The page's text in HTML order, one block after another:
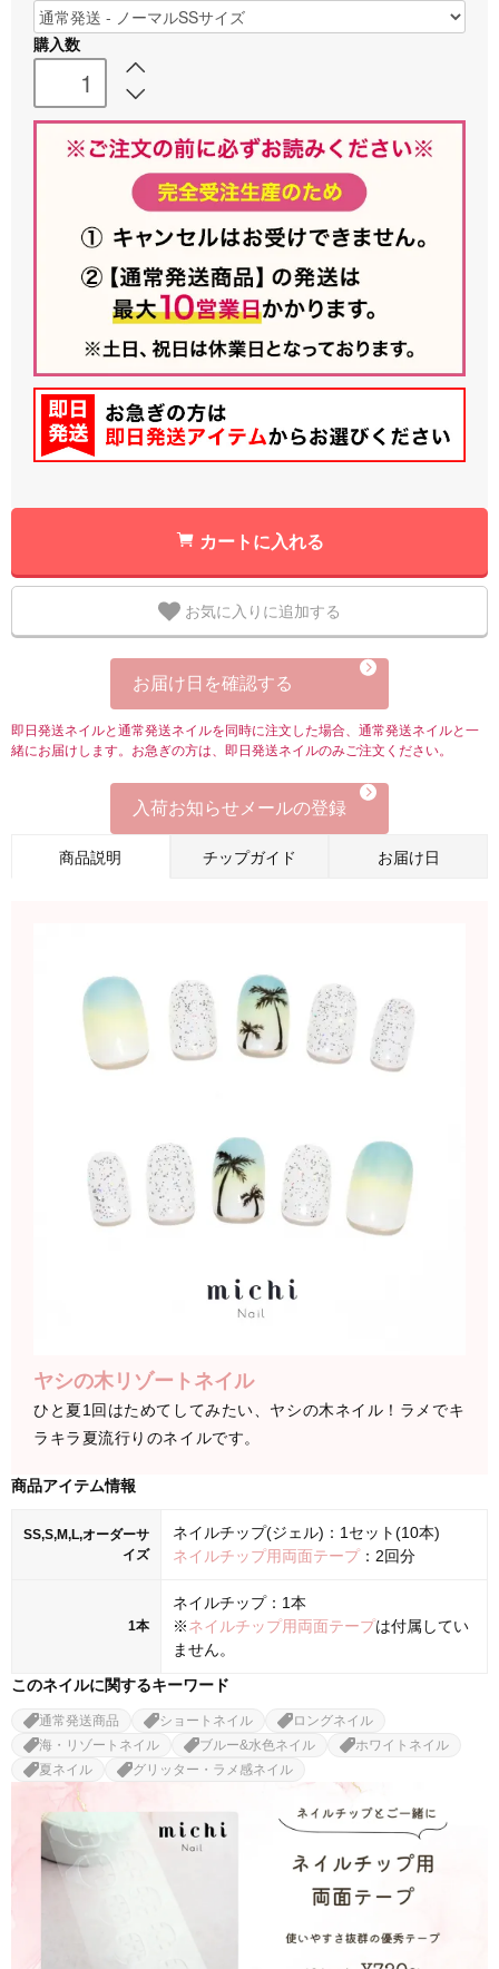
購入数
カートに入れる
お気に入りに追加する
お届け日を確認する
即日発送ネイルと通常発送ネイルを同時に注文した場合、通常発送ネイルと一
緒にお届けします。お急ぎの方は、即日発送ネイルのみご注文ください。
入荷お知らせメールの登録
商品説明 チップガイド お届け日
ヤシの木リゾートネイル
ひと夏1回はためてしてみたい、ヤシの木ネイル！ラメでキ
ラキラ夏流行りのネイルです。
商品アイテム情報
SS,S,M,L,オーダーサ
イズ
ネイルチップ(ジェル)：1セット(10本)
ネイルチップ用両面テープ：2回分
1本
ネイルチップ：1本
※ネイルチップ用両面テープは付属してい
ません。
このネイルに関するキーワード
通常発送商品 ショートネイル
ロングネイル
海・リゾートネイル
ブルー&水色ネイル
ホワイトネイル
夏ネイル
グリッター・ラメ感ネイル